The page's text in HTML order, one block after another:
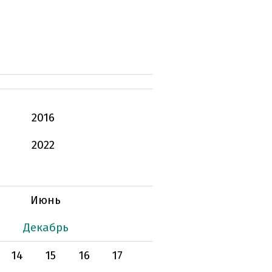
2016
2022
Июнь
Декабрь
14
15 16 17